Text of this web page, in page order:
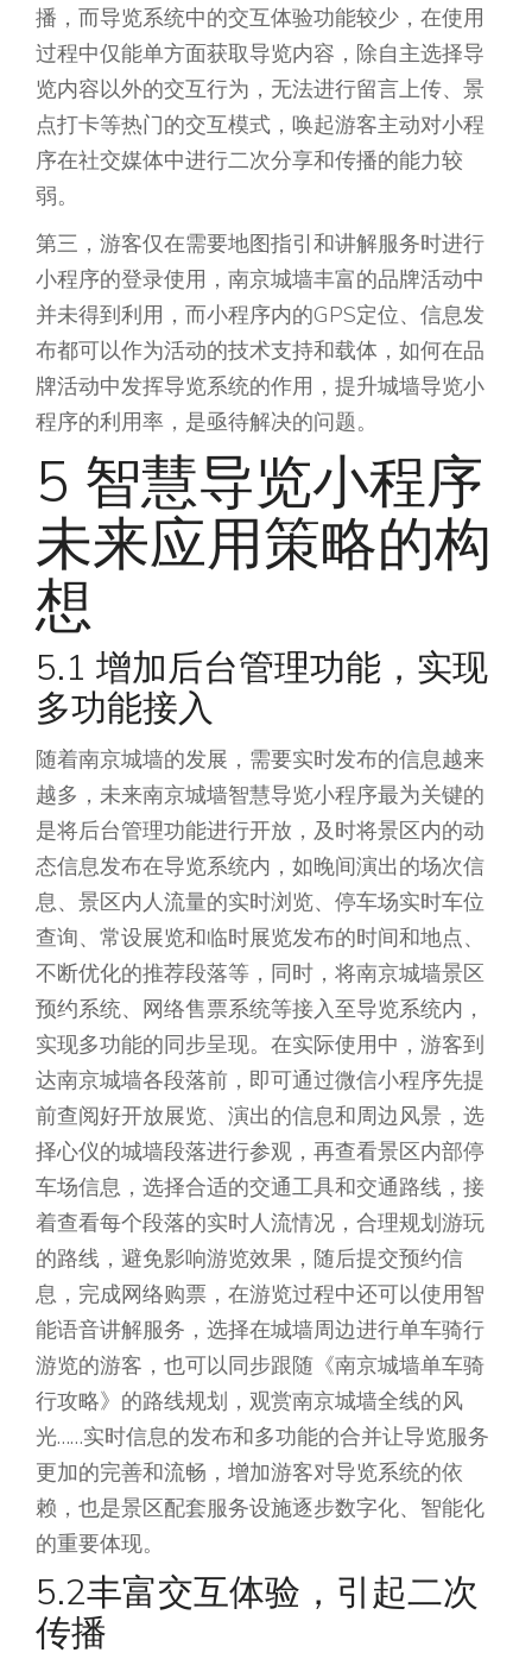
播，而导览系统中的交互体验功能较少，在使用
过程中仅能单方面获取导览内容，除自主选择导
览内容以外的交互行为，无法进行留言上传、景
点打卡等热门的交互模式，唤起游客主动对小程
序在社交媒体中进行二次分享和传播的能力较
弱。
第三，游客仅在需要地图指引和讲解服务时进行
小程序的登录使用，南京城墙丰富的品牌活动中
并未得到利用，而小程序内的GPS定位、信息发
布都可以作为活动的技术支持和载体，如何在品
牌活动中发挥导览系统的作用，提升城墙导览小
程序的利用率，是亟待解决的问题。
5 智慧导览小程序
未来应用策略的构
想
5.1 增加后台管理功能，实现
多功能接入
随着南京城墙的发展，需要实时发布的信息越来
越多，未来南京城墙智慧导览小程序最为关键的
是将后台管理功能进行开放，及时将景区内的动
态信息发布在导览系统内，如晚间演出的场次信
息、景区内人流量的实时浏览、停车场实时车位
查询、常设展览和临时展览发布的时间和地点、
不断优化的推荐段落等，同时，将南京城墙景区
预约系统、网络售票系统等接入至导览系统内，
实现多功能的同步呈现。在实际使用中，游客到
达南京城墙各段落前，即可通过微信小程序先提
前查阅好开放展览、演出的信息和周边风景，选
择心仪的城墙段落进行参观，再查看景区内部停
车场信息，选择合适的交通工具和交通路线，接
着查看每个段落的实时人流情况，合理规划游玩
的路线，避免影响游览效果，随后提交预约信
息，完成网络购票，在游览过程中还可以使用智
能语音讲解服务，选择在城墙周边进行单车骑行
游览的游客，也可以同步跟随《南京城墙单车骑
行攻略》的路线规划，观赏南京城墙全线的风
光……实时信息的发布和多功能的合并让导览服务
更加的完善和流畅，增加游客对导览系统的依
赖，也是景区配套服务设施逐步数字化、智能化
的重要体现。
5.2丰富交互体验，引起二次
传播